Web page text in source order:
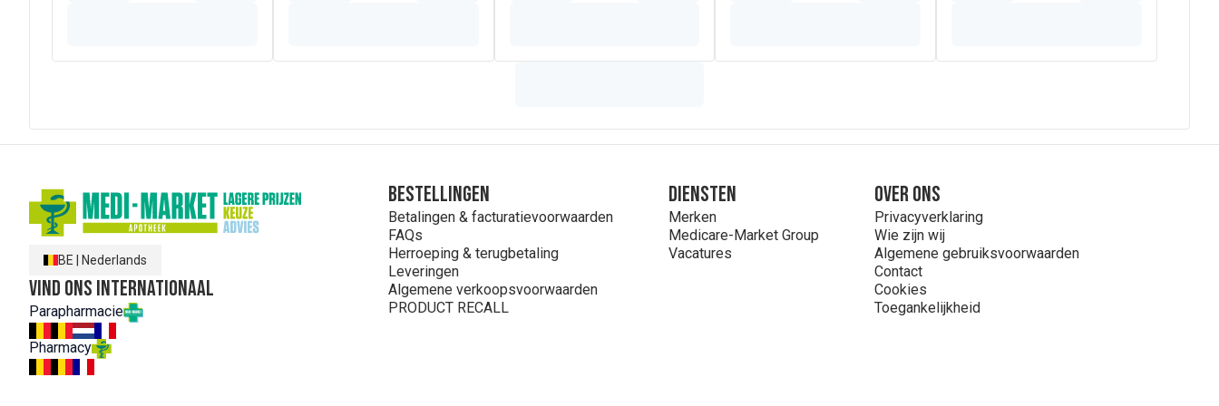
BE Nederlands
Vind ons internationaal
Parapharmacie
Pharmacy
Bestellingen
Betalingen & facturatievoorwaarden
FAQs
Herroeping & terugbetaling
Leveringen
Algemene verkoopsvoorwaarden
PRODUCT RECALL
Diensten
Merken
Medicare-Market Group
Vacatures
Over ons
Privacyverklaring
Wie zijn wij
Algemene gebruiksvoorwaarden
Contact
Cookies
Toegankelijkheid